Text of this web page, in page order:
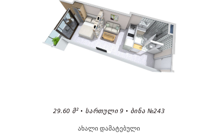
29.60 Მ² • ᲡᲐᲠᲗᲣᲚᲘ 9 • ᲑᲘᲜᲐ №243
ახალი დამატებული